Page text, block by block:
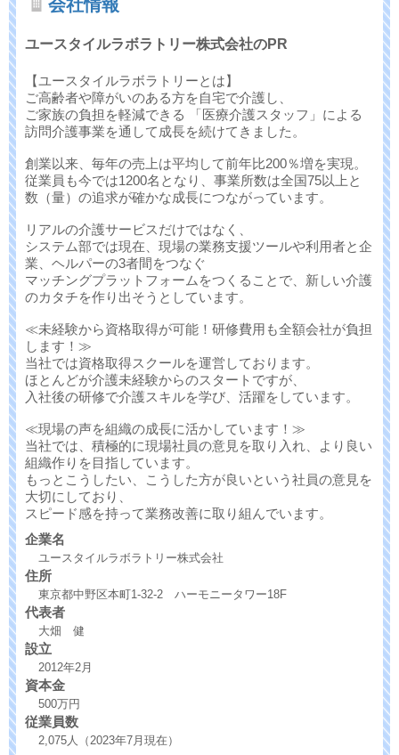
会社情報
ユースタイルラボラトリー株式会社のPR
【ユースタイルラボラトリーとは】
ご高齢者や障がいのある方を自宅で介護し、
ご家族の負担を軽減できる 「医療介護スタッフ」による
訪問介護事業を通して成長を続けてきました。
創業以来、毎年の売上は平均して前年比200％増を実現。
従業員も今では1200名となり、事業所数は全国75以上と
数（量）の追求が確かな成長につながっています。
リアルの介護サービスだけではなく、
システム部では現在、現場の業務支援ツールや利用者と企
業、ヘルパーの3者間をつなぐ
マッチングプラットフォームをつくることで、新しい介護
のカタチを作り出そうとしています。
≪未経験から資格取得が可能！研修費用も全額会社が負担
します！≫
当社では資格取得スクールを運営しております。
ほとんどが介護未経験からのスタートですが、
入社後の研修で介護スキルを学び、活躍をしています。
≪現場の声を組織の成長に活かしています！≫
当社では、積極的に現場社員の意見を取り入れ、より良い
組織作りを目指しています。
もっとこうしたい、こうした方が良いという社員の意見を
大切にしており、
スピード感を持って業務改善に取り組んでいます。
企業名
ユースタイルラボラトリー株式会社
住所
東京都中野区本町1-32-2 ハーモニータワー18F
代表者
大畑 健
設立
2012年2月
資本金
500万円
従業員数
2,075人（2023年7月現在）